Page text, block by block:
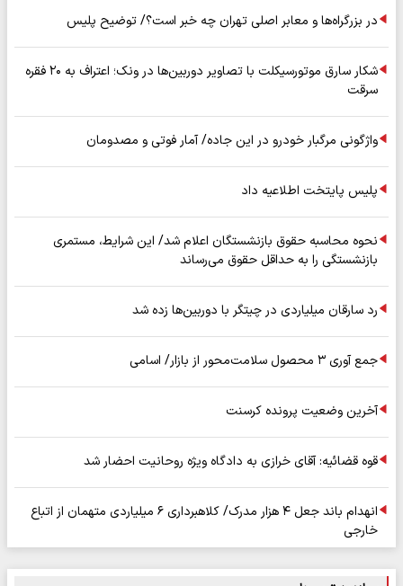
در بزرگراه‌ها و معابر اصلی تهران چه خبر است؟/ توضیح پلیس
شکار سارق موتورسیکلت با تصاویر دوربین‌ها در ونک؛ اعتراف به ۲۰ فقره
سرقت
واژگونی مرگبار خودرو در این جاده/ آمار فوتی و مصدومان
پلیس پایتخت اطلاعیه داد
نحوه محاسبه حقوق بازنشستگان اعلام شد/ این شرایط، مستمری
بازنشستگی را به حداقل حقوق می‌رساند
رد سارقان میلیاردی در چیتگر با دوربین‌ها زده شد
جمع آوری ۳ محصول سلامت‌محور از بازار/ اسامی
آخرین وضعیت پرونده کرسنت
قوه قضائیه: آقای خرازی به دادگاه ویژه روحانیت احضار شد
انهدام باند جعل ۴ هزار مدرک/ کلاهبرداری ۶ میلیاردی متهمان از اتباع
خارجی